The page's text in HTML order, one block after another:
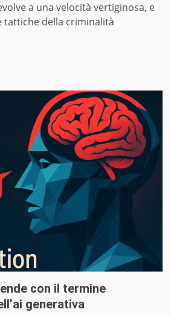
a una velocità vertiginosa, e
tattiche della criminalità
con il termine
generativa